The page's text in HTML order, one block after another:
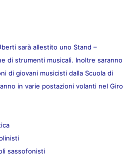
sarà allestito uno Stand –
di strumenti musicali. Inoltre saranno
di giovani musicisti dalla Scuola di
in varie postazioni volanti nel Giro
sassofonisti